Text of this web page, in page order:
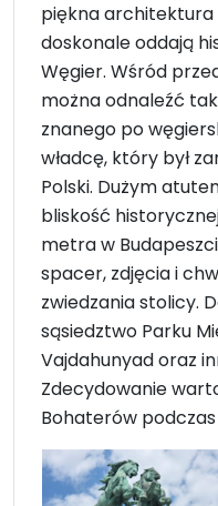
piękna
doskonale oddają
Węgier. Wśród
można odnaleźć
znanego po
władcę, który był
Polski. Dużym
bliskość
metra w
spacer, zdjęcia i
zwiedzania stolicy.
sąsiedztwo Parku
Vajdahunyad oraz
Zdecydowanie
Bohaterów